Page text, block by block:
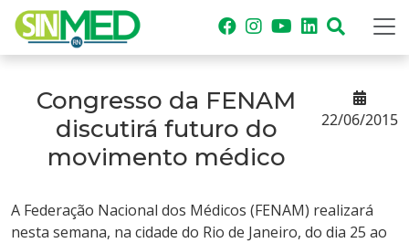
Congresso da FENAM
discutirá futuro do
movimento médico
22/06/2015
A Federação Nacional dos Médicos (FENAM) realizará
nesta semana, na cidade do Rio de Janeiro, do dia 25 ao